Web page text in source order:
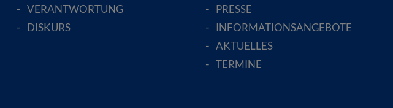
VERANTWORTUNG
DISKURS
PRESSE
INFORMATIONSANGEBOTE
AKTUELLES
TERMINE